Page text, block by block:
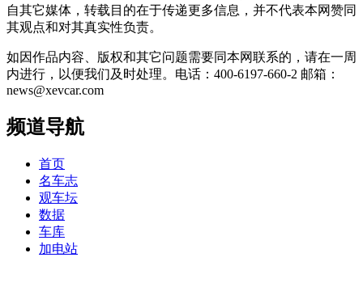
自其它媒体，转载目的在于传递更多信息，并不代表本网赞同
其观点和对其真实性负责。
如因作品内容、版权和其它问题需要同本网联系的，请在一周
内进行，以便我们及时处理。电话：400-6197-660-2 邮箱：
news@xevcar.com
频道导航
首页
名车志
观车坛
数据
车库
加电站